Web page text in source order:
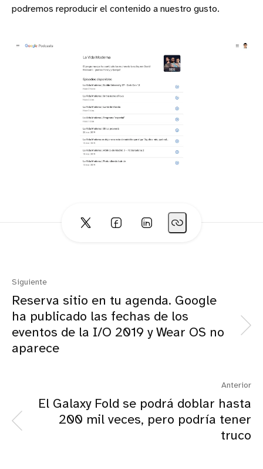
podremos reproducir el contenido a nuestro gusto.
Siguiente
Reserva sitio en tu agenda. Google
ha publicado las fechas de los
eventos de la I/O 2019 y Wear OS no
aparece
Anterior
El Galaxy Fold se podrá doblar hasta
200 mil veces, pero podría tener
truco